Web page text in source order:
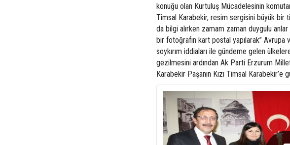
konuğu olan Kurtuluş Mücadelesinin
Timsal Karabekir, resim sergisini büyük bir
da bilgi alırken zamam zaman duygulu
bir fotoğrafın kart postal yapılarak”
soykırım iddiaları ile gündeme gelen
gezilmesini ardından Ak Parti Erzurum
Karabekir Paşanın Kızı Timsal Karabekir’e